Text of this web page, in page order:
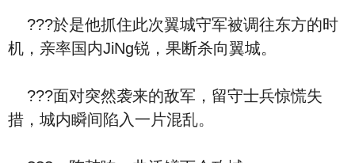
???於是他抓住此次翼城守军被调往东方的时
机，亲率国内JiNg锐，果断杀向翼城。
???面对突然袭来的敌军，留守士兵惊慌失
措，城内瞬间陷入一片混乱。